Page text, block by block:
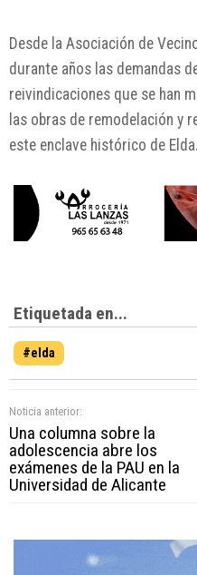
Desde la Asociación de
durante años las demandas
reivindicaciones que se han
las obras de remodelación y
este enclave histórico de Elda.
Etiquetada en...
#elda
Noticia anterior:
Una columna sobre la
adolescencia abre los
exámenes de la PAU en la
Universidad de Alicante